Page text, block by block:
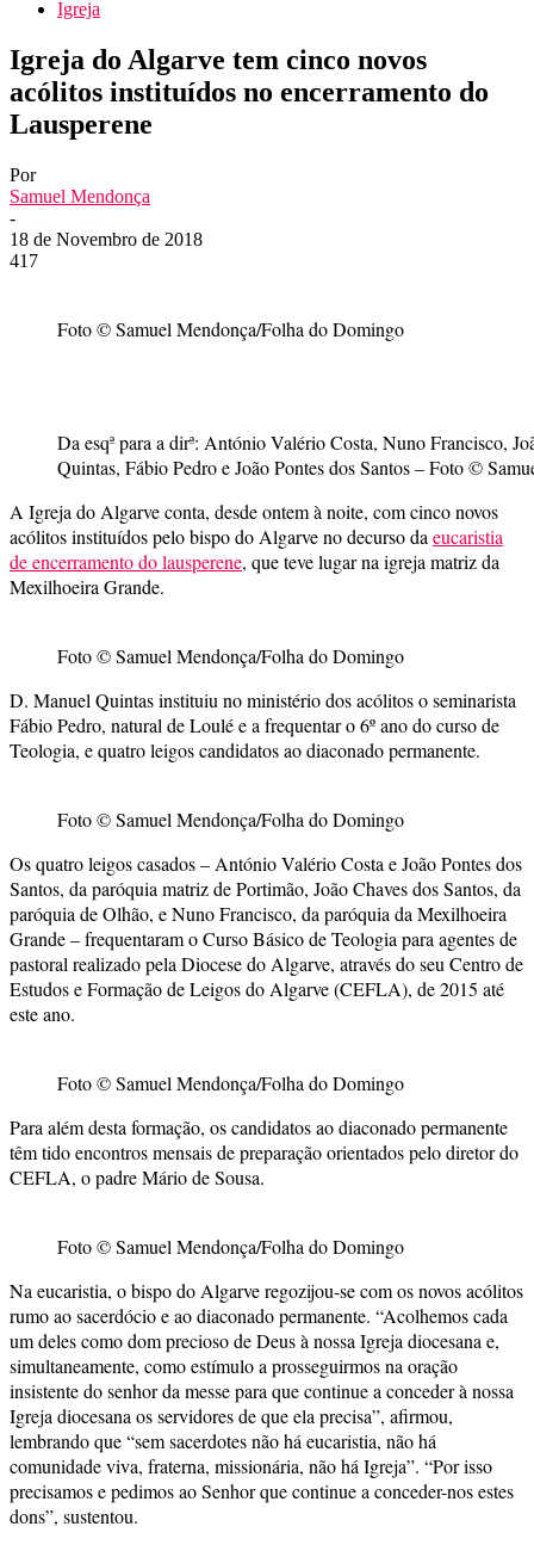
Igreja
Igreja do Algarve tem cinco novos
acólitos instituídos no encerramento do
Lausperene
Por
Samuel Mendonça
-
18 de Novembro de 2018
417
Foto © Samuel Mendonça/Folha do Domingo
Da esqª para a dirª: António Valério Costa, Nuno Francisco,
Quintas, Fábio Pedro e João Pontes dos Santos – Foto ©
A Igreja do Algarve conta, desde ontem à noite, com cinco novos
acólitos instituídos pelo bispo do Algarve no decurso da eucaristia
de encerramento do lausperene, que teve lugar na igreja matriz da
Mexilhoeira Grande.
Foto © Samuel Mendonça/Folha do Domingo
D. Manuel Quintas instituiu no ministério dos acólitos o seminarista
Fábio Pedro, natural de Loulé e a frequentar o 6º ano do curso de
Teologia, e quatro leigos candidatos ao diaconado permanente.
Foto © Samuel Mendonça/Folha do Domingo
Os quatro leigos casados – António Valério Costa e João Pontes dos
Santos, da paróquia matriz de Portimão, João Chaves dos Santos, da
paróquia de Olhão, e Nuno Francisco, da paróquia da Mexilhoeira
Grande – frequentaram o Curso Básico de Teologia para agentes de
pastoral realizado pela Diocese do Algarve, através do seu Centro de
Estudos e Formação de Leigos do Algarve (CEFLA), de 2015 até
este ano.
Foto © Samuel Mendonça/Folha do Domingo
Para além desta formação, os candidatos ao diaconado permanente
têm tido encontros mensais de preparação orientados pelo diretor do
CEFLA, o padre Mário de Sousa.
Foto © Samuel Mendonça/Folha do Domingo
Na eucaristia, o bispo do Algarve regozijou-se com os novos acólitos
rumo ao sacerdócio e ao diaconado permanente. “Acolhemos cada
um deles como dom precioso de Deus à nossa Igreja diocesana e,
simultaneamente, como estímulo a prosseguirmos na oração
insistente do senhor da messe para que continue a conceder à nossa
Igreja diocesana os servidores de que ela precisa”, afirmou,
lembrando que “sem sacerdotes não há eucaristia, não há
comunidade viva, fraterna, missionária, não há Igreja”. “Por isso
precisamos e pedimos ao Senhor que continue a conceder-nos estes
dons”, sustentou.